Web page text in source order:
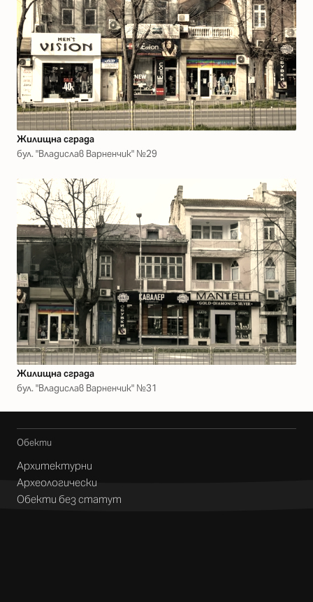
Жилищна сграда
бул. "Владислав Варненчик" №29
Жилищна сграда
бул. "Владислав Варненчик" №31
Обекти
Архитектурни
Археологически
Обекти без статут